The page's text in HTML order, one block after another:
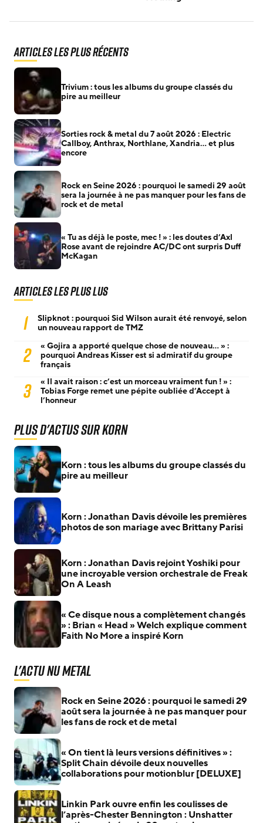
Articles les plus récents
Trivium : tous les albums du groupe classés du
pire au meilleur
Sorties rock & metal du 7 août 2026 : Electric
Callboy, Anthrax, Northlane, Xandria… et plus
encore
Rock en Seine 2026 : pourquoi le samedi 29 août
sera la journée à ne pas manquer pour les fans de
rock et de metal
« Tu as déjà le poste, mec ! » : les doutes d’Axl
Rose avant de rejoindre AC/DC ont surpris Duff
McKagan
Articles les plus lus
1
Slipknot : pourquoi Sid Wilson aurait été renvoyé, selon
un nouveau rapport de TMZ
2
« Gojira a apporté quelque chose de nouveau… » :
pourquoi Andreas Kisser est si admiratif du groupe
français
3
« Il avait raison : c’est un morceau vraiment fun ! » :
Tobias Forge remet une pépite oubliée d’Accept à
l’honneur
Plus d'actus sur Korn
Korn : tous les albums du groupe classés du
pire au meilleur
Korn : Jonathan Davis dévoile les premières
photos de son mariage avec Brittany Parisi
Korn : Jonathan Davis rejoint Yoshiki pour
une incroyable version orchestrale de Freak
On A Leash
« Ce disque nous a complètement changés
» : Brian « Head » Welch explique comment
Faith No More a inspiré Korn
L'actu Nu Metal
Rock en Seine 2026 : pourquoi le samedi 29
août sera la journée à ne pas manquer pour
les fans de rock et de metal
« On tient là leurs versions définitives » :
Split Chain dévoile deux nouvelles
collaborations pour motionblur [DELUXE]
Linkin Park ouvre enfin les coulisses de
l’après-Chester Bennington : Unshatter